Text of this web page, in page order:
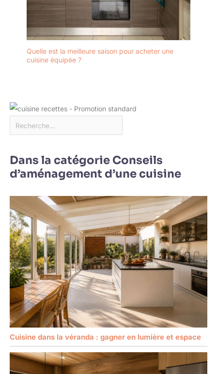
Quelle est la meilleure saison pour acheter une
cuisine équipée ?
Dans la catégorie Conseils
d’aménagement d’une cuisine
Cuisine dans la véranda : gagner en lumière et espace